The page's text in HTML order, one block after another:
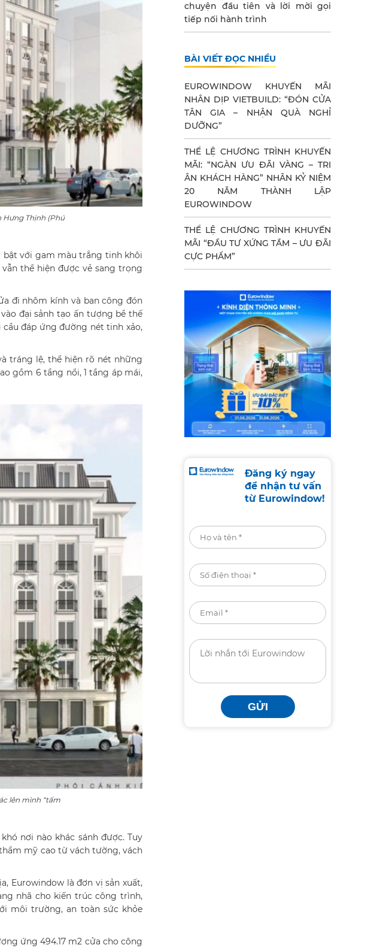
Thịnh (Phú
bật với gam màu trắng tinh khôi
thể hiện được vẻ sang trọng
đi nhôm kính và ban công đón
đại sảnh tạo ấn tượng bề thế
đáp ứng đường nét tinh xảo,
tráng lệ, thể hiện rõ nét những
gồm 6 tầng nổi, 1 tầng áp mái,
lên mình “tấm
nơi nào khác sánh được. Tuy
mỹ cao từ vách tường, vách
Eurowindow là đơn vị sản xuất,
nhã cho kiến trúc công trình,
môi trường, an toàn sức khỏe
ứng 494.17 m2 cửa cho công
chuyện đầu tiên và lời mời gọi
tiếp nối hành trình
BÀI VIẾT ĐỌC NHIỀU
EUROWINDOW KHUYẾN MÃI
NHÂN DỊP VIETBUILD: “ĐÓN CỬA
TÂN GIA – NHẬN QUÀ NGHỈ
DƯỠNG”
THỂ LỆ CHƯƠNG TRÌNH KHUYẾN
MÃI: “NGÀN ƯU ĐÃI VÀNG – TRI
ÂN KHÁCH HÀNG” NHÂN KỶ NIỆM
20 NĂM THÀNH LẬP
EUROWINDOW
THỂ LỆ CHƯƠNG TRÌNH KHUYẾN
MÃI “ĐẦU TƯ XỨNG TẦM – ƯU ĐÃI
CỰC PHẨM”
Đăng ký ngay
để nhận tư vấn
từ Eurowindow!
GỬI